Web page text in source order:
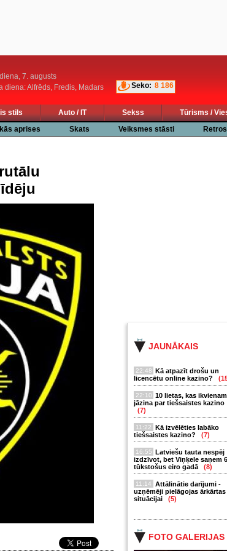
7. augusts
diena: Alfrēds, Fredis, Madars
Seko: 8 186
stils Auto / IT Sekss Tūrisms /
aprises Skats Veiksmes stāsti
JAUNĀKAIS
22:48 Kā atpazīt drošu un
licencētu online kazino?
22:10 10 lietas, kas ikvienam
jāzina par tiešsaistes kazino
(7)
11:22
Kā izvēlēties labāko
tiešsaistes kazino?
(7)
16:55 Latviešu tauta nespēj
izdzīvot, bet Viņķele saņem
tūkstošus eiro gadā
(8)
11:14
Attālinātie darījumi -
uzņēmēji pielāgojas ārkārtas
situācijai
(5)
FOTO GALERIJAS